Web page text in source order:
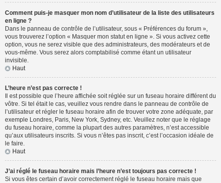
Comment puis-je masquer mon nom d’utilisateur de la liste des utilisateurs
en ligne ?
Dans le panneau de contrôle de l’utilisateur, sous « Préférences du forum »,
vous trouverez l’option « Masquer mon statut en ligne ». Si vous activez cette
option, vous ne serez visible que des administrateurs, des modérateurs et de
vous-même. Vous serez alors comptabilisé comme étant un utilisateur
invisible.
Haut
L’heure n’est pas correcte !
Il est possible que l’heure affichée soit réglée sur un fuseau horaire différent du
vôtre. Si tel était le cas, veuillez vous rendre dans le panneau de contrôle de
l’utilisateur et régler le fuseau horaire afin de trouver votre zone adéquate, par
exemple Londres, Paris, New York, Sydney, etc. Veuillez noter que le réglage
du fuseau horaire, comme la plupart des autres paramètres, n’est accessible
qu’aux utilisateurs inscrits. Si vous n’êtes pas inscrit, c’est l’occasion idéale de
le faire.
Haut
J’ai réglé le fuseau horaire mais l’heure n’est toujours pas correcte !
Si vous êtes certain d’avoir correctement réglé le fuseau horaire mais que